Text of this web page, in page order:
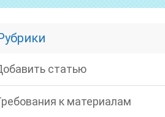
статью
к материалам